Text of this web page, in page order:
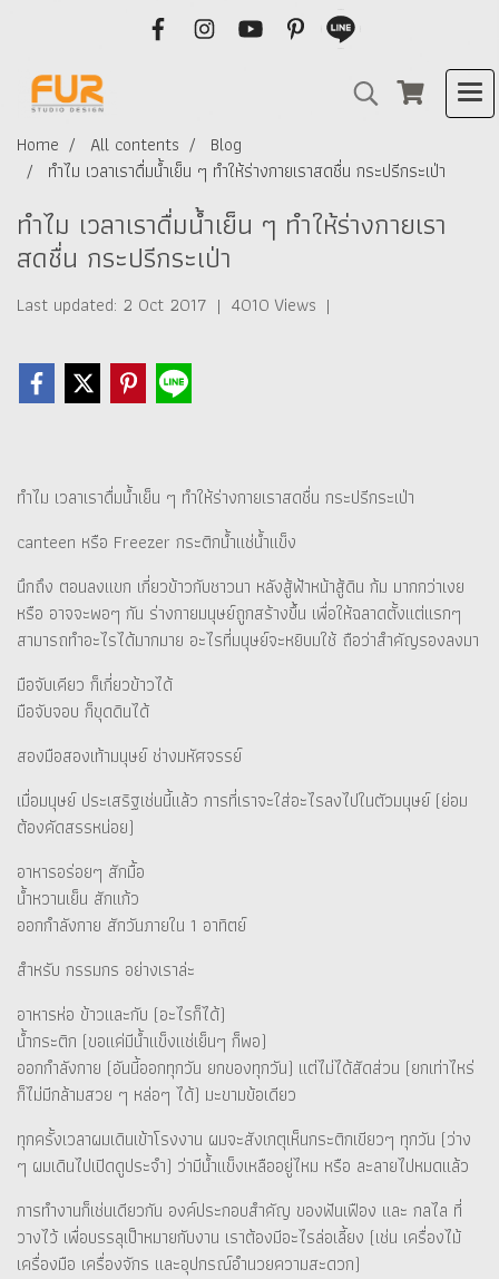
Home All contents
Blog
ทำไม เวลาเราดื่มน้ำเย็น ๆ ทำให้ร่างกายเราสดชื่น กระปรีกระเป่า
ทำไม เวลาเราดื่มน้ำเย็น ๆ ทำให้ร่างกายเรา
สดชื่น กระปรีกระเป่า
Last updated: 2 Oct 2017 | 4010 Views |
ทำไม เวลาเราดื่มน้ำเย็น ๆ ทำให้ร่างกายเราสดชื่น กระปรีกระเป่า
canteen หรือ Freezer กระติกน้ำแช่น้ำแข็ง
นึกถึง ตอนลงแขก เกี่ยวข้าวกับชาวนา หลังสู้ฟ้าหน้าสู้ดิน ก้ม มากกว่าเงย
หรือ อาจจะพอๆ กัน ร่างกายมนุษย์ถูกสร้างขึ้น เพื่อให้ฉลาดตั้งแต่แรกๆ
สามารถทำอะไรได้มากมาย อะไรที่มนุษย์จะหยิบมใช้ ถือว่าสำคัญรองลงมา
มือจับเคียว ก็เกี่ยวข้าวได้
มือจับจอบ ก็ขุดดินได้
สองมือสองเท้ามนุษย์ ช่างมหัศจรรย์
เมื่อมนุษย์ ประเสริฐเช่นนี้แล้ว การที่เราจะใส่อะไรลงไปในตัวมนุษย์ (ย่อม
ต้องคัดสรรหน่อย)
อาหารอร่อยๆ สักมื้อ
น้ำหวานเย็น สักแก้ว
ออกกำลังกาย สักวันภายใน 1 อาทิตย์
สำหรับ กรรมกร อย่างเราล่ะ
อาหารห่อ ข้าวและกับ (อะไรก็ได้)
น้ำกระติก (ขอแค่มีน้ำแข็งแช่เย็นๆ ก็พอ)
ออกกำลังกาย (อันนี้ออกทุกวัน ยกของทุกวัน) แต่ไม่ได้สัดส่วน (ยกเท่าไหร่
ก็ไม่มีกล้ามสวย ๆ หล่อๆ ได้) มะขามข้อเดียว
ทุกครั้งเวลาผมเดินเข้าโรงงาน ผมจะสังเกตุเห็นกระติกเขียวๆ ทุกวัน (ว่าง
ๆ ผมเดินไปเปิดดูประจำ) ว่ามีน้ำแข็งเหลืออยู่ไหม หรือ ละลายไปหมดแล้ว
การทำงานก็เช่นเดียวกัน องค์ประกอบสำคัญ ของฟันเฟือง และ กลไล ที่
วางไว้ เพื่อบรรลุเป็าหมายกับงาน เราต้องมีอะไรล่อเลี้ยง (เช่น เครื่องไม้
เครื่องมือ เครื่องจักร และอุปกรณ์อำนวยความสะดวก)